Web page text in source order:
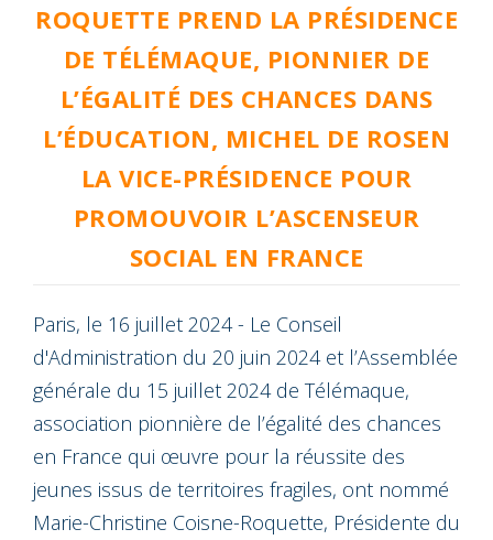
ROQUETTE PREND LA PRÉSIDENCE
DE TÉLÉMAQUE, PIONNIER DE
L’ÉGALITÉ DES CHANCES DANS
L’ÉDUCATION, MICHEL DE ROSEN
LA VICE-PRÉSIDENCE POUR
PROMOUVOIR L’ASCENSEUR
SOCIAL EN FRANCE
Paris, le 16 juillet 2024 - Le Conseil
d'Administration du 20 juin 2024 et l’Assemblée
générale du 15 juillet 2024 de Télémaque,
association pionnière de l’égalité des chances
en France qui œuvre pour la réussite des
jeunes issus de territoires fragiles, ont nommé
Marie-Christine Coisne-Roquette, Présidente du